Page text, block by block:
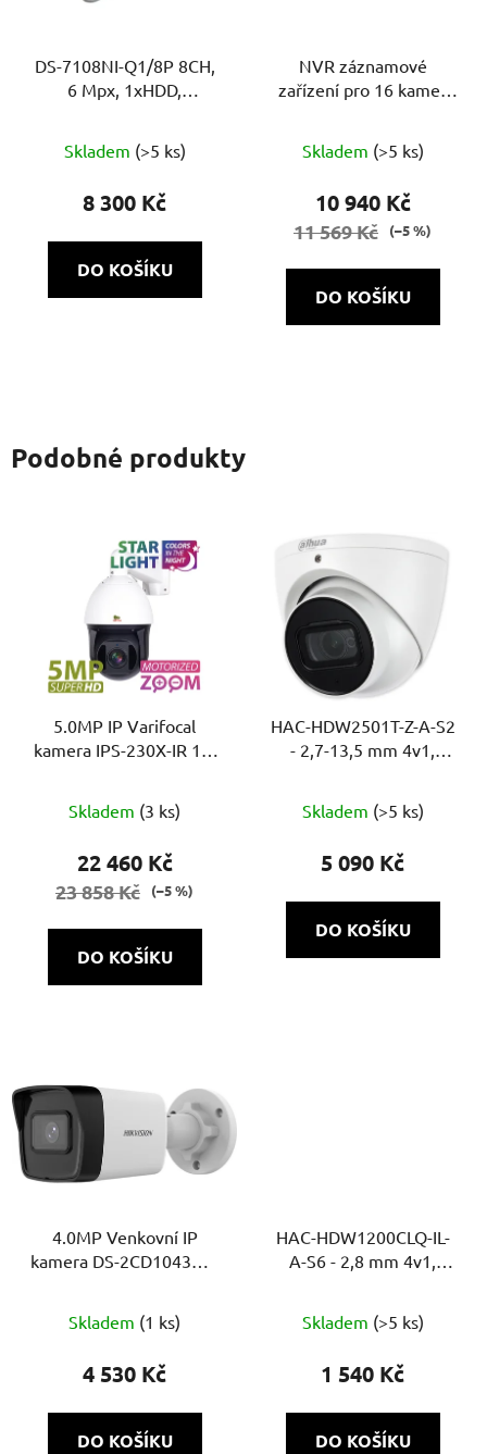
DS-7108NI-Q1/8P 8CH,
6 Mpx, 1xHDD,
Skladem (>5 ks)
8 300 Kč
DO KOŠÍKU
NVR záznamové
zařízení pro 16 kamer
Skladem (>5 ks)
10 940 Kč
11 569 Kč (–5 %)
DO KOŠÍKU
Podobné produkty
5.0MP IP Varifocal
kamera IPS-230X-IR 1.3
Skladem (3 ks)
22 460 Kč
23 858 Kč (–5 %)
DO KOŠÍKU
HAC-HDW2501T-Z-A-S2
- 2,7-13,5 mm 4v1,
Skladem (>5 ks)
5 090 Kč
DO KOŠÍKU
4.0MP Venkovní IP
kamera DS-2CD1043G2-
Skladem (1 ks)
4 530 Kč
DO KOŠÍKU
HAC-HDW1200CLQ-IL-
A-S6 - 2,8 mm 4v1,
20m, DWDR, MIC, Super
Skladem (>5 ks)
1 540 Kč
DO KOŠÍKU